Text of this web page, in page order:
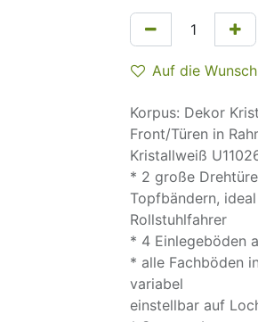
Auf die
Korpus: Dekor
Front/Türen in
Kristallweiß
* 2 große
Topfbändern,
Rollstuhlfahrer
* 4 Einlegeböden
* alle Fachböden
variabel
einstellbar auf